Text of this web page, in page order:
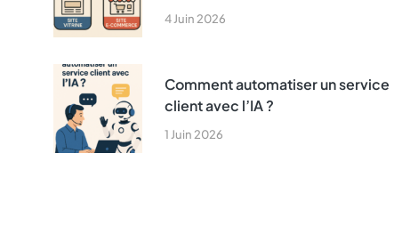
4 Juin 2026
1 Juin 2026
Comment automatiser un service
client avec l’IA ?